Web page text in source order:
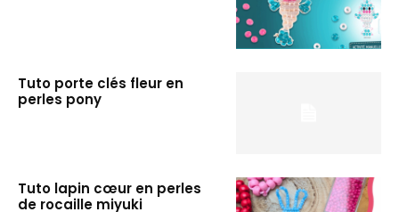
Tuto porte clés fleur en
perles pony
Tuto lapin cœur en perles
de rocaille miyuki